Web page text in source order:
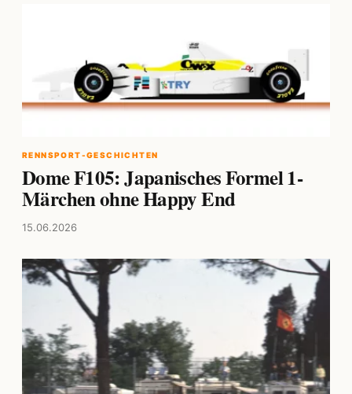
RENNSPORT-GESCHICHTEN
Dome F105: Japanisches Formel 1-
Märchen ohne Happy End
15.06.2026